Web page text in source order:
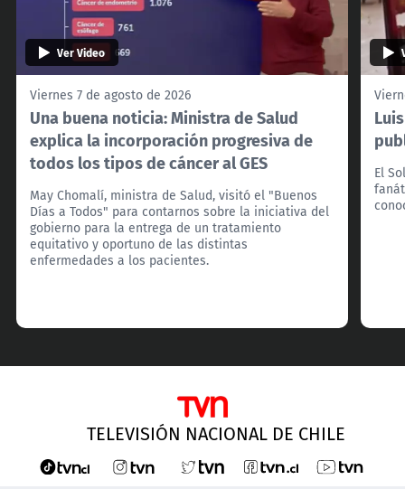
Ver Video
Viernes 7 de agosto de 2026
Una buena noticia: Ministra de Salud
explica la incorporación progresiva de
todos los tipos de cáncer al GES
May Chomalí, ministra de Salud, visitó el "Buenos
Días a Todos" para contarnos sobre la iniciativa del
gobierno para la entrega de un tratamiento
equitativo y oportuno de las distintas
enfermedades a los pacientes.
El
TELEVISIÓN NACIONAL DE CHILE